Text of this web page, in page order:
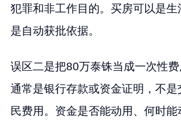
犯罪和非工作目的。买房可以是生
是自动获批依据。
误区二是把80万泰铢当成一次性
通常是银行存款或资金证明，不是
民费用。资金是否能动用、何时能